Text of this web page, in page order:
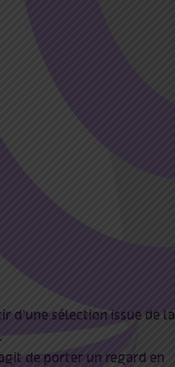
d’une sélection issue de la
de porter un regard en